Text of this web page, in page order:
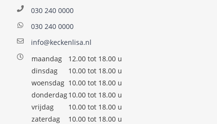
030 240 0000
030 240 0000
info@keckenlisa.nl
maandag
12.00 tot 18.00 u
dinsdag
10.00 tot 18.00 u
woensdag 10.00 tot 18.00 u
donderdag10.00 tot 18.00 u
vrijdag
10.00 tot 18.00 u
zaterdag
10.00 tot 18.00 u